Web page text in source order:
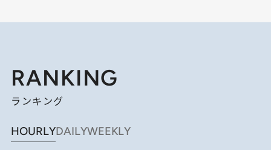
RANKING
ランキング
HOURLYDAILYWEEKLY